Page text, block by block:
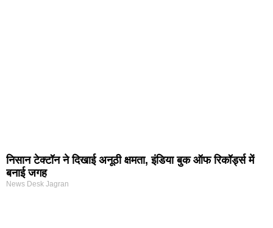
निसान टेक्टॉन ने दिखाई अनूठी क्षमता, इंडिया बुक ऑफ रिकॉर्ड्स में
बनाई जगह
News Desk Jagran